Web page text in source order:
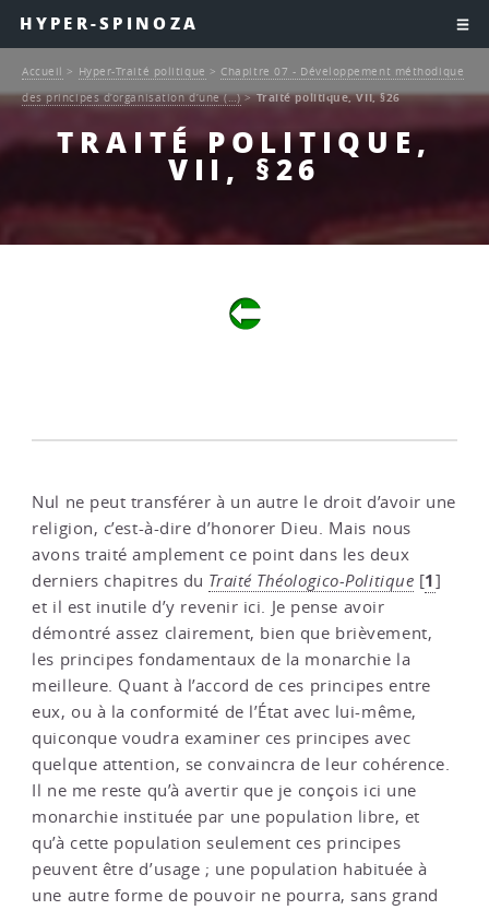
HYPER-SPINOZA
TRAITÉ POLITIQUE,
VII, §26
Accueil > Hyper-Traité politique > Chapitre 07 - Développement méthodique
des principes d’organisation d’une (…)>Traité politique, VII, §26
Nul ne peut transférer à un autre le droit d’avoir une
religion, c’est-à-dire d’honorer Dieu. Mais nous
avons traité amplement ce point dans les deux
derniers chapitres du Traité Théologico-Politique [1]
et il est inutile d’y revenir ici. Je pense avoir
démontré assez clairement, bien que brièvement,
les principes fondamentaux de la monarchie la
meilleure. Quant à l’accord de ces principes entre
eux, ou à la conformité de l’État avec lui-même,
quiconque voudra examiner ces principes avec
quelque attention, se convaincra de leur cohérence.
Il ne me reste qu’à avertir que je conçois ici une
monarchie instituée par une population libre, et
qu’à cette population seulement ces principes
peuvent être d’usage ; une population habituée à
une autre forme de pouvoir ne pourra, sans grand